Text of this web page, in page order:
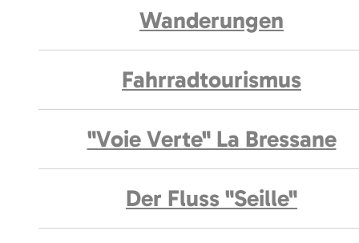
Wanderungen
Fahrradtourismus
"Voie Verte" La Bressane
Der Fluss "Seille"